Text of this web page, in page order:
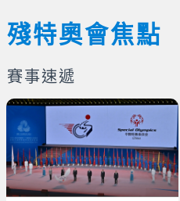
殘特奧會焦點
賽事速遞